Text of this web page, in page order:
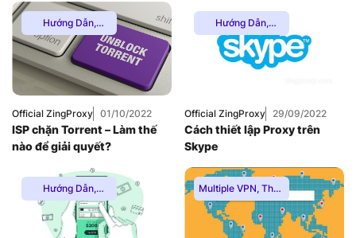
Hướng Dẫn,
Multiple VPN,Thuê
Proxy Nước Ngoài,
Thuê Proxy US
Thuê Proxy Việt
Nam
Official ZingProxy 01/10/2022
ISP chặn Torrent – Làm thế
nào để giải quyết?
Hướng Dẫn,
Multiple VPN,Thuê
Proxy Nước Ngoài,
Thuê Proxy US,
Uncategorized
Official ZingProxy 29/09/2022
Cách thiết lập Proxy trên
Skype
Hướng Dẫn,
Multiple VPN,Thuê
Proxy Nước Ngoài,
Thuê Proxy US ,
Multiple VPN, Thuê
Proxy Nước Ngoài,
Thuê Proxy US,
Thuê Proxy Việt